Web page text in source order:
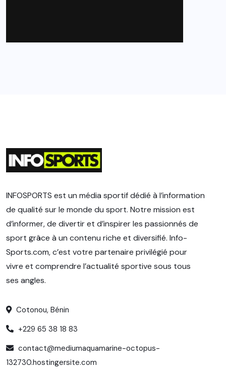
INFOSPORTS est un média sportif dédié à l’information
de qualité sur le monde du sport. Notre mission est
d’informer, de divertir et d’inspirer les passionnés de
sport grâce à un contenu riche et diversifié. Info-
Sports.com, c’est votre partenaire privilégié pour
vivre et comprendre l’actualité sportive sous tous
ses angles.
Cotonou, Bénin
+229 65 38 18 83
contact@mediumaquamarine-octopus-
132730.hostingersite.com